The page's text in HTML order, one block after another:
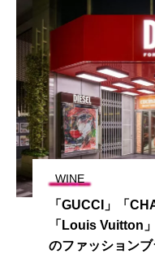
WINE
「GUCCI」「
「Louis Vuitton
のファッション